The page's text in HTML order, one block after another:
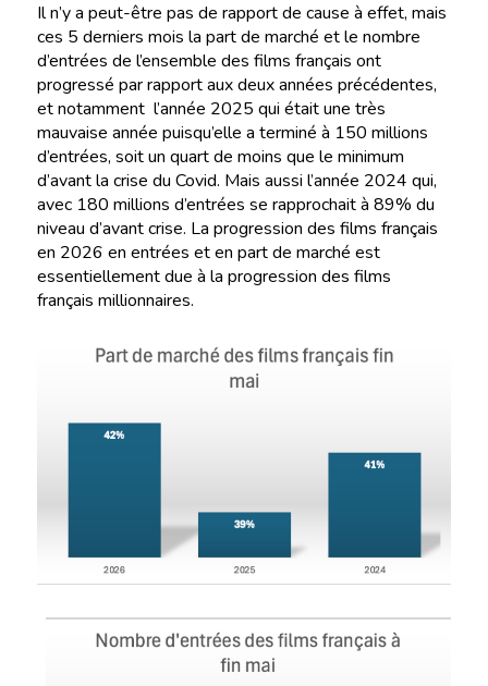
Il n’y a peut-être pas de rapport de cause à effet, mais
ces 5 derniers mois la part de marché et le nombre
d’entrées de l’ensemble des films français ont
progressé par rapport aux deux années précédentes,
et notamment l’année 2025 qui était une très
mauvaise année puisqu’elle a terminé à 150 millions
d’entrées, soit un quart de moins que le minimum
d’avant la crise du Covid. Mais aussi l’année 2024 qui,
avec 180 millions d’entrées se rapprochait à 89% du
niveau d’avant crise. La progression des films français
en 2026 en entrées et en part de marché est
essentiellement due à la progression des films
français millionnaires.